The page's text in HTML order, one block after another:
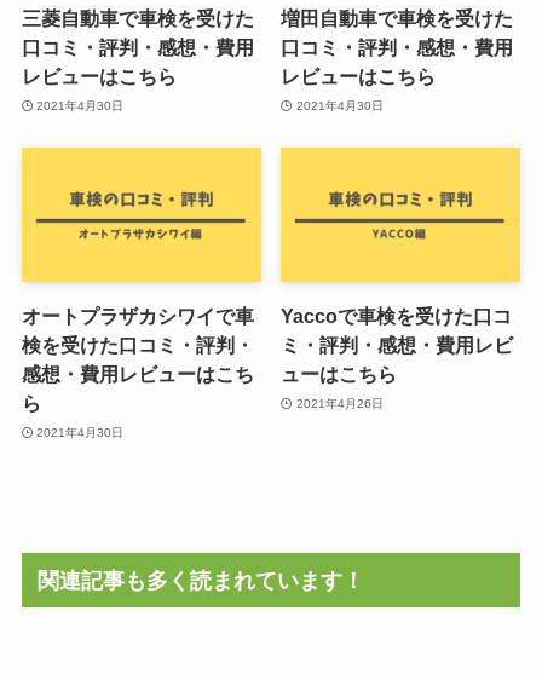
三菱自動車で車検を受けた
口コミ・評判・感想・費用
レビューはこちら
2021年4月30日
増田自動車で車検を受けた
口コミ・評判・感想・費用
レビューはこちら
2021年4月30日
オートプラザカシワイで車
検を受けた口コミ・評判・
感想・費用レビューはこち
ら
2021年4月30日
Yaccoで車検を受けた口コ
ミ・評判・感想・費用レビ
ューはこちら
2021年4月26日
関連記事も多く読まれています！